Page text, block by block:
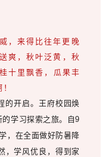
，来得比往年更晚
爽，秋叶泛黄，秋
十里飘香，瓜果丰
的开启。王府校园焕
学习探索之旅。自9
，在全面做好防暑降
，学风优良，得到家